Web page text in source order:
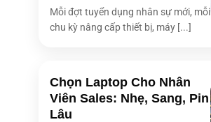
Mỗi đợt tuyển dụng nhân sự mới, mỗi
chu kỳ nâng cấp thiết bị, máy [...]
Chọn Laptop Cho Nhân
Viên Sales: Nhẹ, Sang, Pin
Lâu